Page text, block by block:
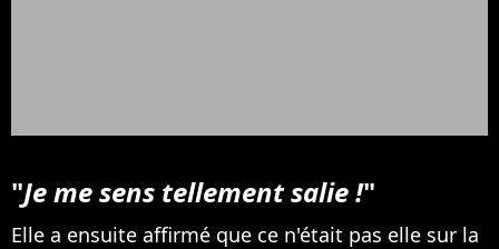
"Je me sens tellement salie !"
Elle a ensuite affirmé que ce n'était pas elle sur la